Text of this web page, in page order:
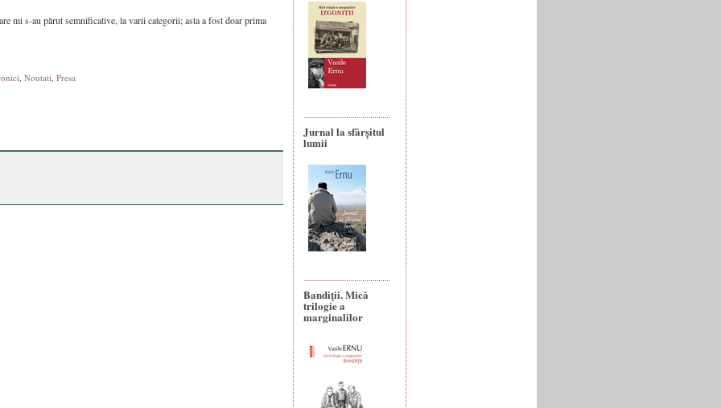
mi s-au părut semnificative, la varii categorii; asta a fost doar prima
, Noutati, Presa
Jurnal la sfârșitul
lumii
Bandiţii. Mică
trilogie a
marginalilor